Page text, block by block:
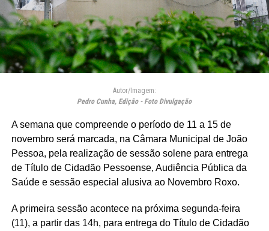
Autor/Imagem:
Pedro Cunha, Edição - Foto Divulgação
A semana que compreende o período de 11 a 15 de
novembro será marcada, na Câmara Municipal de João
Pessoa, pela realização de sessão solene para entrega
de Título de Cidadão Pessoense, Audiência Pública da
Saúde e sessão especial alusiva ao Novembro Roxo.
A primeira sessão acontece na próxima segunda-feira
(11), a partir das 14h, para entrega do Título de Cidadão